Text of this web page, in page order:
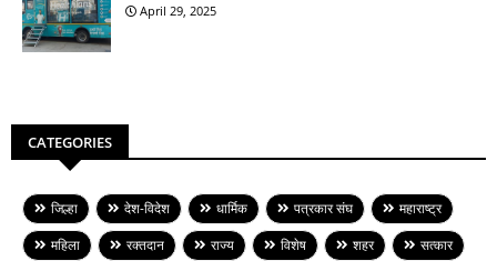
April 29, 2025
CATEGORIES
जिल्हा देश-विदेश धार्मिक पत्रकार संघ
महाराष्ट्र
महिला
रक्तदान राज्य विशेष शहर
सत्कार